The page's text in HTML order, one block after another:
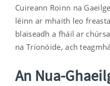
Overview
Cuireann Roinn na
léinn ar mhaith leo
blaiseadh a fháil ar
na Tríonóide, ach
An Nua-